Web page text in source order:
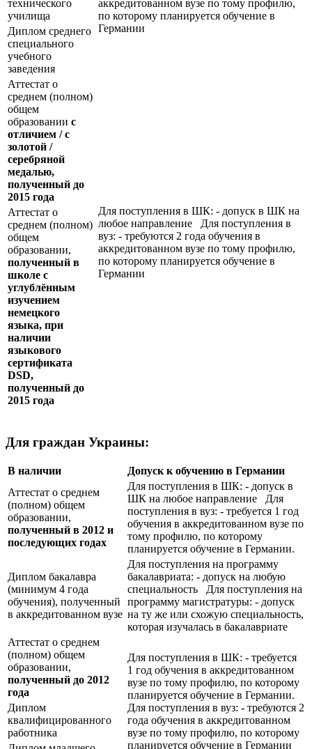
аккредитованном вузе по тому профилю,
по которому планируется обучение в
Германии
технического
училища
Диплом среднего
специального
учебного
заведения
Аттестат о
среднем (полном)
общем
образовании с
отличием / с
золотой /
серебряной
медалью,
полученный до
2015 года
Для поступления в ШК: - допуск в ШК на
любое направление Для поступления в
вуз: - требуются 2 года обучения в
аккредитованном вузе по тому профилю,
по которому планируется обучение в
Германии
Аттестат о
среднем (полном)
общем
образовании,
полученный в
школе с
углублённым
изучением
немецкого
языка, при
наличии
языкового
сертификата
DSD,
полученный до
2015 года
Для граждан Украины:
В наличии
Допуск к обучению в Германии
Аттестат о среднем
(полном) общем
образовании,
полученный в 2012 и
последующих годах
Для поступления в ШК: - допуск в
ШК на любое направление Для
поступления в вуз: - требуется 1 год
обучения в аккредитованном вузе по
тому профилю, по которому
планируется обучение в Германии.
Диплом бакалавра
(минимум 4 года
обучения), полученный
в аккредитованном вузе
Для поступления на программу
бакалавриата: - допуск на любую
специальность Для поступления на
программу магистратуры: - допуск
на ту же или схожую специальность,
которая изучалась в бакалавриате
Аттестат о среднем
(полном) общем
образовании,
полученный до 2012
года
Для поступления в ШК: - требуется
1 год обучения в аккредитованном
вузе по тому профилю, по которому
планируется обучение в Германии.
Для поступления в вуз: - требуются 2
года обучения в аккредитованном
вузе по тому профилю, по которому
планируется обучение в Германии
Диплом
квалифицированного
работника